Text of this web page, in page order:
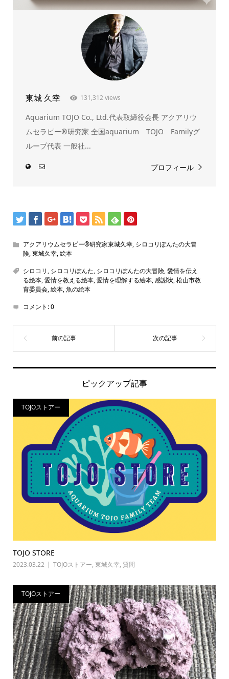
東城 久幸 131,312 views
Aquarium TOJO Co., Ltd.代表取締役会長 アクアリウ
ムセラピー®研究家 全国aquarium TOJO Familyグ
ループ代表 一般社...
プロフィール
アクアリウムセラピー®研究家東城久幸, シロコリぽんたの大冒
険,東城久幸,絵本
シロコリ , シロコリぽんた, シロコリぽんたの大冒険,愛情を伝え
る絵本,愛情を教える絵本,愛情を理解する絵本,感謝状,松山市教
育委員会,絵本,魚の絵本
コメント:0
ピックアップ記事
TOJOストアー
TOJO STORE
2023.03.22 TOJOストアー, 東城久幸, 質問
TOJOストアー